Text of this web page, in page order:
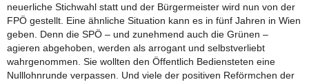
neuerliche Stichwahl statt und der Bürgermeister wird nun von der
FPÖ gestellt. Eine ähnliche Situation kann es in fünf Jahren in Wien
geben. Denn die SPÖ – und zunehmend auch die Grünen –
agieren abgehoben, werden als arrogant und selbstverliebt
wahrgenommen. Sie wollten den Öffentlich Bediensteten eine
Nulllohnrunde verpassen. Und viele der positiven Reförmchen der